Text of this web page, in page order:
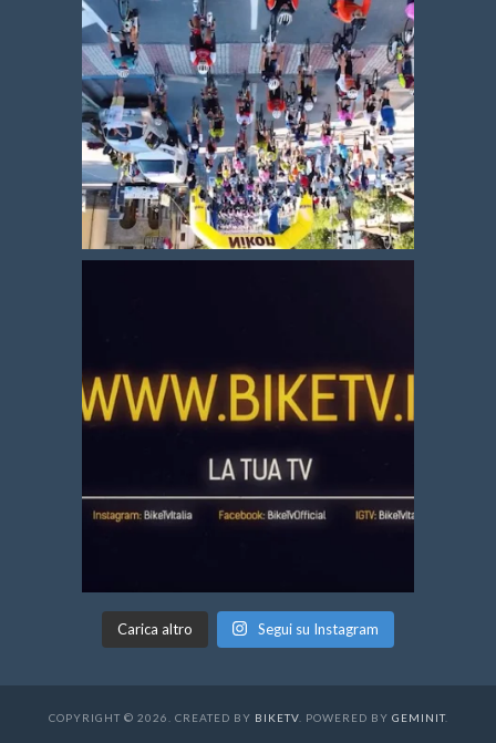
Carica altro Segui su Instagram
COPYRIGHT © 2026. CREATED BY BIKETV. POWERED BY GEMINIT.